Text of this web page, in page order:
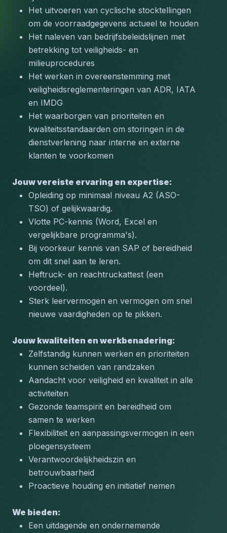
Het uitvoeren van cyclische stocktellingen
om de voorraadgegevens actueel te houden
Het naleven van bedrijfsbeleidslijnen met
betrekking tot veiligheids- en
milieuprocedures
Het werken in overeenstemming met
veiligheidsreglementeringen van ADR, IATA
en IMDG
Het waarborgen van prioriteiten en
kwaliteitsstandaarden om storingen in de
dienstverlening naar interne en externe
klanten te voorkomen
Jouw vereiste ervaring en expertise:
Opleiding op minimaal niveau A2 (ASO-
TSO) of gelijkwaardig.
Vlotte PC-kennis (Word, Excel en
vergelijkbare programma's).
Bij voorkeur kennis van SAP of bereidheid
om dit snel aan te leren.
Heftruck- en reachtruckattest (een
voordeel).
Sterk leervermogen en vermogen om snel
nieuwe vaardigheden op te pikken.
Jouw kwaliteiten en werkbenadering:
Zelfstandig kunnen werken en prioriteiten
kunnen scheiden van randzaken
Aandacht voor veiligheid en kwaliteit in alle
activiteiten
Gezonde teamspirit en bereidheid om
samen te werken
Flexibiliteit en aanpassingsvermogen in een
ploegensysteem
Verantwoordelijkheidszin en
betrouwbaarheid
Proactieve houding en initiatief nemen
We bieden:
Een uitdagende en ondernemende